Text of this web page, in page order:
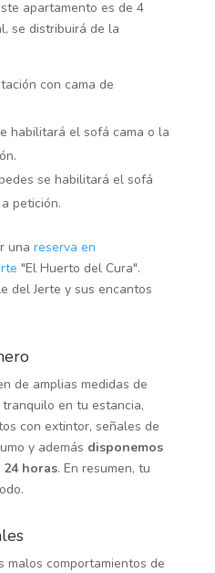
apartamento es de 4
se distribuirá de la
con cama de
habilitará el sofá cama o la
se habilitará el sofá
petición.
una reserva en
"El Huerto del Cura".
del Jerte y sus encantos
de amplias medidas de
en tu estancia,
con extintor, señales de
y además disponemos
horas. En resumen, tu
malos comportamientos de